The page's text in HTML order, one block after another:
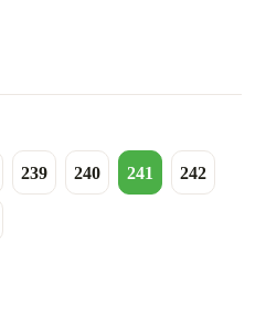
239 240 241 242